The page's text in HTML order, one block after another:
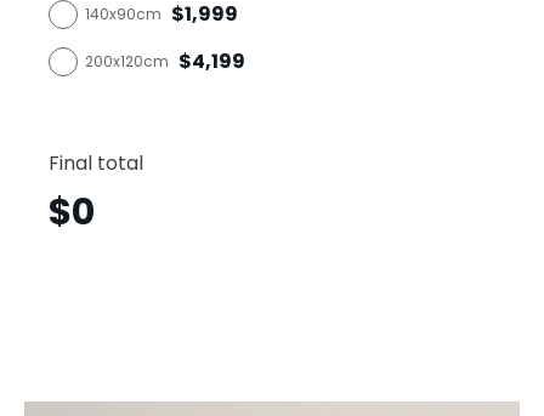
140x90cm $1,999
200x120cm $4,199
Final total
$0